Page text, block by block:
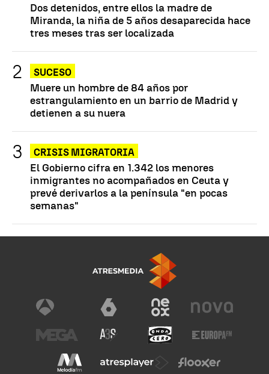
Dos detenidos, entre ellos la madre de
Miranda, la niña de 5 años desaparecida hace
tres meses tras ser localizada
SUCESO
Muere un hombre de 84 años por
estrangulamiento en un barrio de Madrid y
detienen a su nuera
CRISIS MIGRATORIA
El Gobierno cifra en 1.342 los menores
inmigrantes no acompañados en Ceuta y
prevé derivarlos a la península "en pocas
semanas"